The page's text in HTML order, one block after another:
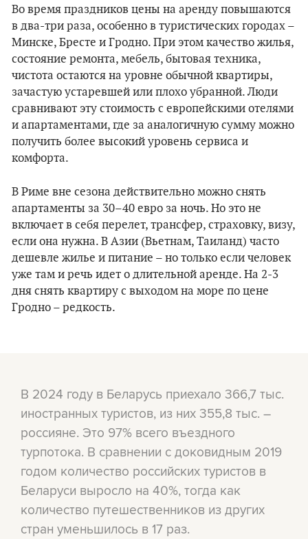
Во время праздников цены на аренду повышаются
в два-три раза, особенно в туристических городах –
Минске, Бресте и Гродно. При этом качество жилья,
состояние ремонта, мебель, бытовая техника,
чистота остаются на уровне обычной квартиры,
зачастую устаревшей или плохо убранной. Люди
сравнивают эту стоимость с европейскими отелями
и апартаментами, где за аналогичную сумму можно
получить более высокий уровень сервиса и
комфорта.
В Риме вне сезона действительно можно снять
апартаменты за 30–40 евро за ночь. Но это не
включает в себя перелет, трансфер, страховку, визу,
если она нужна. В Азии (Вьетнам, Таиланд) часто
дешевле жилье и питание – но только если человек
уже там и речь идет о длительной аренде. На 2-3
дня снять квартиру с выходом на море по цене
Гродно – редкость.
В 2024 году в Беларусь приехало 366,7 тыс.
иностранных туристов, из них 355,8 тыс. –
россияне. Это 97% всего въездного
турпотока. В сравнении с доковидным 2019
годом количество российских туристов в
Беларуси выросло на 40%, тогда как
количество путешественников из других
стран уменьшилось в 17 раз.